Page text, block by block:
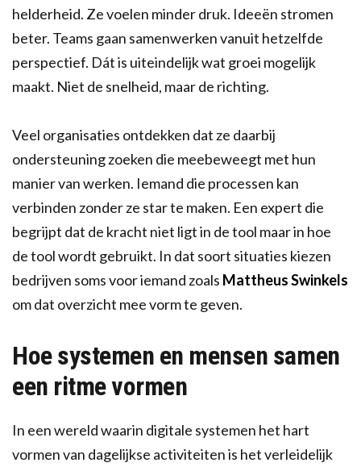
helderheid. Ze voelen minder druk. Ideeën stromen
beter. Teams gaan samenwerken vanuit hetzelfde
perspectief. Dát is uiteindelijk wat groei mogelijk
maakt. Niet de snelheid, maar de richting.
Veel organisaties ontdekken dat ze daarbij
ondersteuning zoeken die meebeweegt met hun
manier van werken. Iemand die processen kan
verbinden zonder ze star te maken. Een expert die
begrijpt dat de kracht niet ligt in de tool maar in hoe
de tool wordt gebruikt. In dat soort situaties kiezen
bedrijven soms voor iemand zoals Mattheus Swinkels
om dat overzicht mee vorm te geven.
Hoe systemen en mensen samen
een ritme vormen
In een wereld waarin digitale systemen het hart
vormen van dagelijkse activiteiten is het verleidelijk